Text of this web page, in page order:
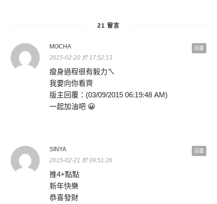
21 留言
回覆
MOCHA
2015-02-20 於 17:52:13
瘦身過程很有毅力ㄟ
我要向你看齊
版主回覆：(03/09/2015 06:19:48 AM)
一起加油吧 😀
回覆
SINYA
2015-02-21 於 09:51:26
推4+點點
新年快樂
恭喜發財